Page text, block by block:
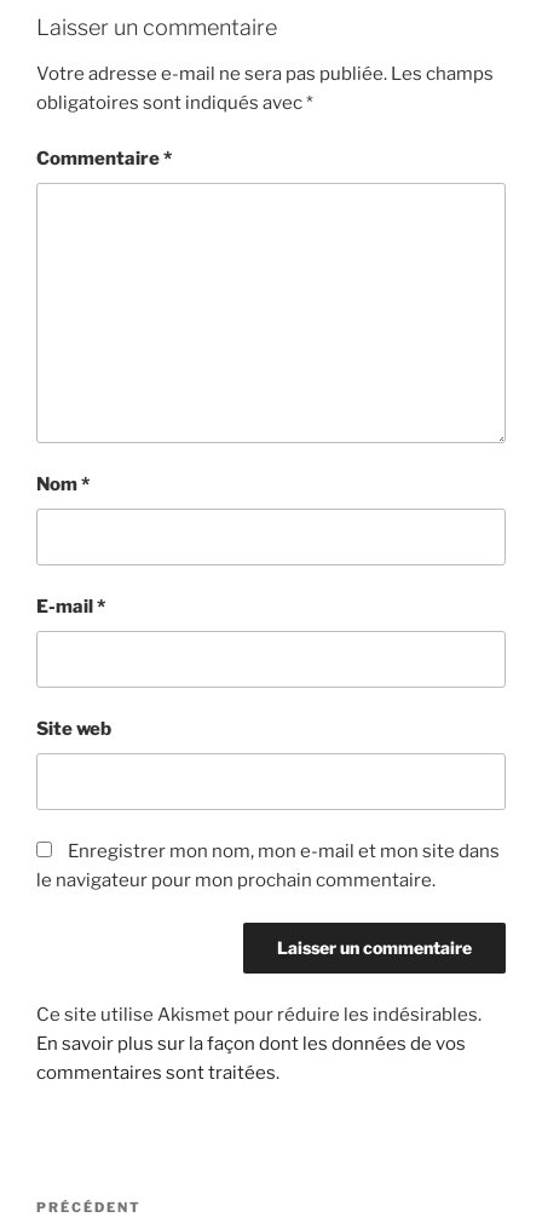
Laisser un commentaire
Votre adresse e-mail ne sera pas publiée. Les champs
obligatoires sont indiqués avec*
Commentaire*
Nom*
E-mail *
Site web
Enregistrer mon nom, mon e-mail et mon site dans
le navigateur pour mon prochain commentaire.
Ce site utilise Akismet pour réduire les indésirables.
En savoir plus sur la façon dont les données de vos
commentaires sont traitées.
Navigation
Article
PRÉCÉDENT